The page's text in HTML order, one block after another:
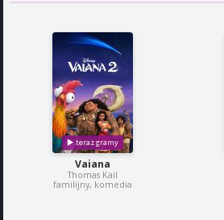
Vaiana
Thomas Kail
familijny, komedia